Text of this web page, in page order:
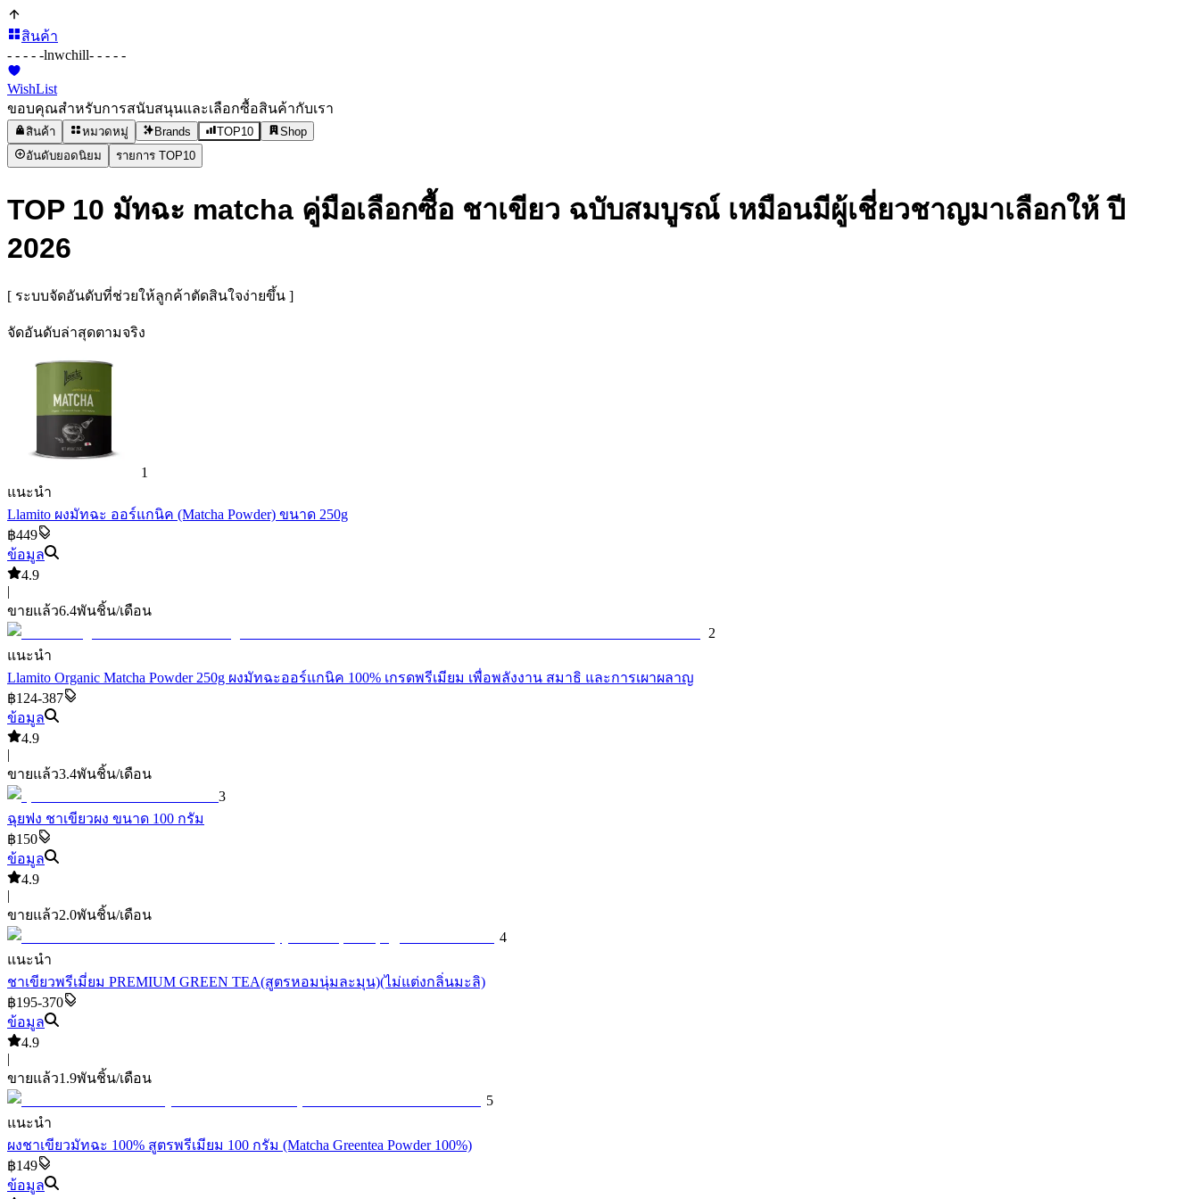
สินค้า
- - - - -lnwchill- - - - -
WishList
ขอบคุณสำหรับการสนับสนุนและเลือกซื้อสินค้ากับเรา
สินค้า หมวดหมู่ Brands TOP10
Shop
อันดับยอดนิยม
รายการ TOP10
TOP 10 มัทฉะ matcha คู่มือเลือกซื้อ ชาเขียว ฉบับสมบูรณ์ เหมือนมีผู้เชี่ยวชาญมาเลือกให้ ปี
2026
[ ระบบจัดอันดับที่ช่วยให้ลูกค้าตัดสินใจง่ายขึ้น ]
จัดอันดับล่าสุดตามจริง
1
แนะนำ
Llamito ผงมัทฉะ ออร์แกนิค (Matcha Powder) ขนาด 250g
฿449
ข้อมูล
4.9
|
ขายแล้ว6.4พันชิ้น/เดือน
2
แนะนำ
Llamito Organic Matcha Powder 250g ผงมัทฉะออร์แกนิค 100% เกรดพรีเมียม เพื่อพลังงาน สมาธิ และการเผาผลาญ
฿124-387
ข้อมูล
4.9
|
ขายแล้ว3.4พันชิ้น/เดือน
3
ฉุยฟง ชาเขียวผง ขนาด 100 กรัม
฿150
ข้อมูล
4.9
|
ขายแล้ว2.0พันชิ้น/เดือน
4
แนะนำ
ชาเขียวพรีเมี่ยม PREMIUM GREEN TEA(สูตรหอมนุ่มละมุน)(ไม่แต่งกลิ่นมะลิ)
฿195-370
ข้อมูล
4.9
|
ขายแล้ว1.9พันชิ้น/เดือน
5
แนะนำ
ผงชาเขียวมัทฉะ 100% สูตรพรีเมียม 100 กรัม (Matcha Greentea Powder 100%)
฿149
ข้อมูล